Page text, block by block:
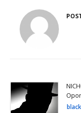
black